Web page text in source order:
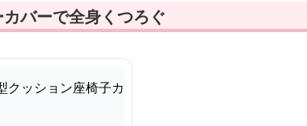
バーで全身くつろぐ